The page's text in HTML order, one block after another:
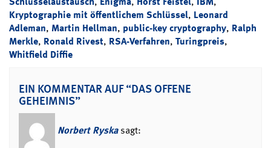
Kryptographie mit öffentlichem Schlüssel, Leonard
Adleman, Martin Hellman, public-key cryptography, Ralph
Merkle, Ronald Rivest, RSA-Verfahren, Turingpreis,
Whitfield Diffie
EIN KOMMENTAR AUF “DAS OFFENE
GEHEIMNIS”
Norbert Ryska sagt: